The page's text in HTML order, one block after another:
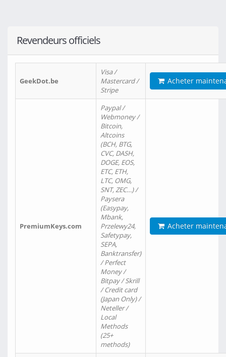
Revendeurs officiels
GeekDot.be
Visa /
Mastercard /
Stripe
Acheter
PremiumKeys.com
Paypal /
Webmoney /
Bitcoin,
Altcoins
(BCH, BTG,
CVC, DASH,
DOGE, EOS,
ETC, ETH,
LTC, OMG,
SNT, ZEC…) /
Paysera
(Easypay,
Mbank,
Przelewy24,
Safetypay,
SEPA,
Banktransfer)
/ Perfect
Money /
Bitpay / Skrill
/ Credit card
(Japan Only) /
Neteller /
Local
Methods
(25+
methods)
Acheter